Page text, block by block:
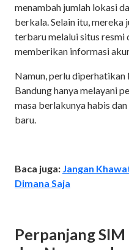
menambah jumlah lokasi
berkala. Selain itu,
terbaru melalui situs resmi
memberikan informasi
Namun, perlu diperhatikan
Bandung hanya melayani
masa berlakunya habis
baru.
Baca juga: Jangan
Dimana Saja
Perpanjang